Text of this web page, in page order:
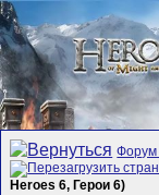
Форум
Heroes 6, Герои 6)